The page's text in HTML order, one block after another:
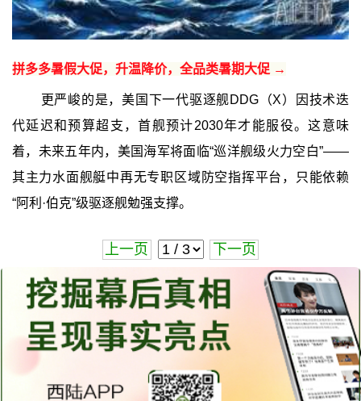
拼多多暑假大促，升温降价，全品类暑期大促 →
更严峻的是，美国下一代驱逐舰DDG（X）因技术迭
代延迟和预算超支，首舰预计2030年才能服役。这意味
着，未来五年内，美国海军将面临“巡洋舰级火力空白”——
其主力水面舰艇中再无专职区域防空指挥平台，只能依赖
“阿利·伯克”级驱逐舰勉强支撑。
上一页 下一页